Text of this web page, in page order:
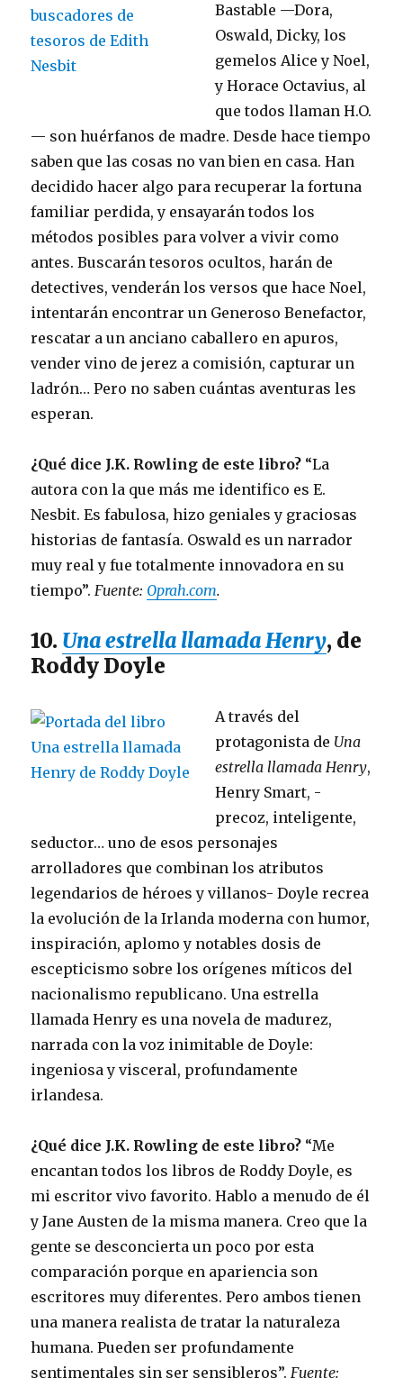
Bastable —Dora,
Oswald, Dicky, los
gemelos Alice y Noel,
y Horace Octavius, al
que todos llaman H.O.
— son huérfanos de madre. Desde hace tiempo
saben que las cosas no van bien en casa. Han
decidido hacer algo para recuperar la fortuna
familiar perdida, y ensayarán todos los
métodos posibles para volver a vivir como
antes. Buscarán tesoros ocultos, harán de
detectives, venderán los versos que hace Noel,
intentarán encontrar un Generoso Benefactor,
rescatar a un anciano caballero en apuros,
vender vino de jerez a comisión, capturar un
ladrón… Pero no saben cuántas aventuras les
esperan.
¿Qué dice J.K. Rowling de este libro? “La
autora con la que más me identifico es E.
Nesbit. Es fabulosa, hizo geniales y graciosas
historias de fantasía. Oswald es un narrador
muy real y fue totalmente innovadora en su
tiempo”. Fuente: Oprah.com.
10. Una estrella llamada Henry, de
Roddy Doyle
A través del
protagonista de Una
estrella llamada Henry,
Henry Smart, -
precoz, inteligente,
seductor… uno de esos personajes
arrolladores que combinan los atributos
legendarios de héroes y villanos- Doyle recrea
la evolución de la Irlanda moderna con humor,
inspiración, aplomo y notables dosis de
escepticismo sobre los orígenes míticos del
nacionalismo republicano. Una estrella
llamada Henry es una novela de madurez,
narrada con la voz inimitable de Doyle:
ingeniosa y visceral, profundamente
irlandesa.
¿Qué dice J.K. Rowling de este libro? “Me
encantan todos los libros de Roddy Doyle, es
mi escritor vivo favorito. Hablo a menudo de él
y Jane Austen de la misma manera. Creo que la
gente se desconcierta un poco por esta
comparación porque en apariencia son
escritores muy diferentes. Pero ambos tienen
una manera realista de tratar la naturaleza
humana. Pueden ser profundamente
sentimentales sin ser sensibleros”. Fuente: